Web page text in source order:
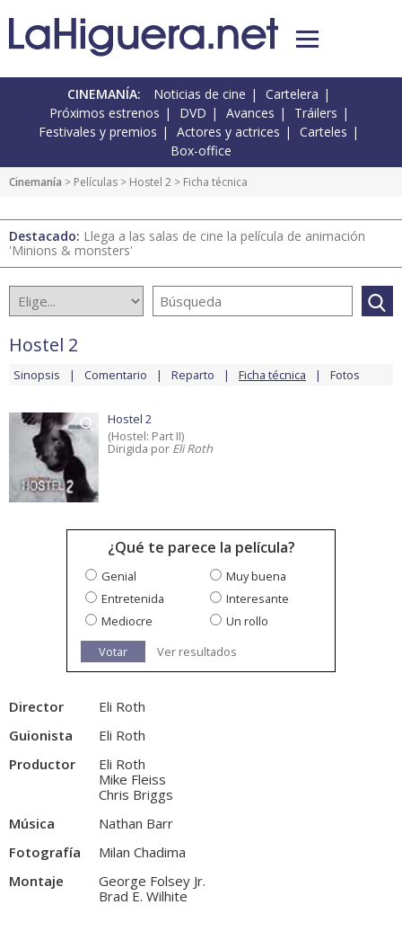
CINEMANÍA: Noticias de cine
Cartelera
Próximos estrenos
DVD Avances
Tráilers
Festivales y premios
Actores y actrices
Carteles
Box-office
Cinemanía > Películas > Hostel 2 > Ficha técnica
Destacado: Llega a las salas de cine la película de animación
'Minions & monsters'
Hostel 2
Sinopsis Comentario Reparto Ficha técnica Fotos
Hostel 2
(Hostel: Part II)
Dirigida por Eli Roth
¿Qué te parece la película?
Genial
Muy buena
Entretenida
Interesante
Mediocre
Un rollo
Votar
Ver resultados
Director
Eli Roth
Guionista
Eli Roth
Productor
Eli Roth
Mike Fleiss
Chris Briggs
Música
Nathan Barr
Fotografía
Milan Chadima
Montaje
George Folsey Jr.
Brad E. Wilhite